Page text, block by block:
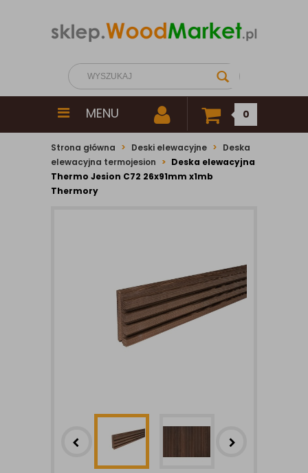
MENU 0
Strona główna Deski elewacyjne
Deska
elewacyjna termojesion
Deska elewacyjna
Thermo Jesion C72 26x91mm x1mb
Thermory